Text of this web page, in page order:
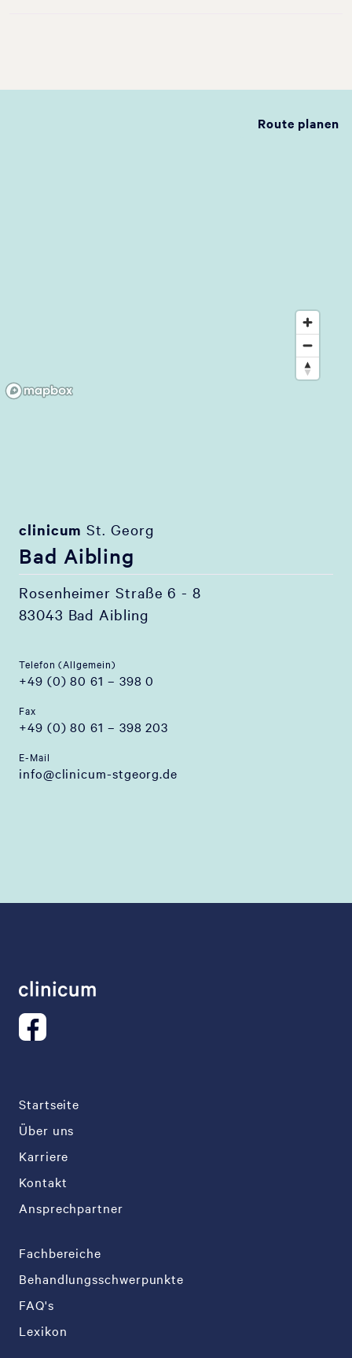
Route planen
clinicum St. Georg
Bad Aibling
Rosenheimer Straße 6 - 8
83043 Bad Aibling
Telefon (Allgemein)
+49 (0) 80 61 – 398 0
Fax
+49 (0) 80 61 – 398 203
E-Mail
info@clinicum-stgeorg.de
Startseite
Über uns
Karriere
Kontakt
Ansprechpartner
Fachbereiche
Behandlungsschwerpunkte
FAQ's
Lexikon